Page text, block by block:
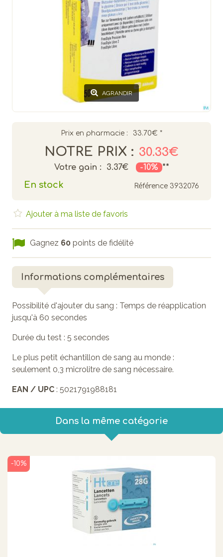
AGRANDIR
Prix en pharmacie : 33.70€ *
NOTRE PRIX : 30.33€
Votre gain : 3.37€ -10% **
En stock Référence 3932076
Ajouter à ma liste de favoris
Gagnez 60 points de fidélité
Informations complémentaires
Possibilité d'ajouter du sang : Temps de réapplication
jusqu'à 60 secondes
Durée du test : 5 secondes
Le plus petit échantillon de sang au monde :
seulement 0,3 microlitre de sang nécessaire.
EAN / UPC : 5021791988181
Dans la même catégorie
-10%